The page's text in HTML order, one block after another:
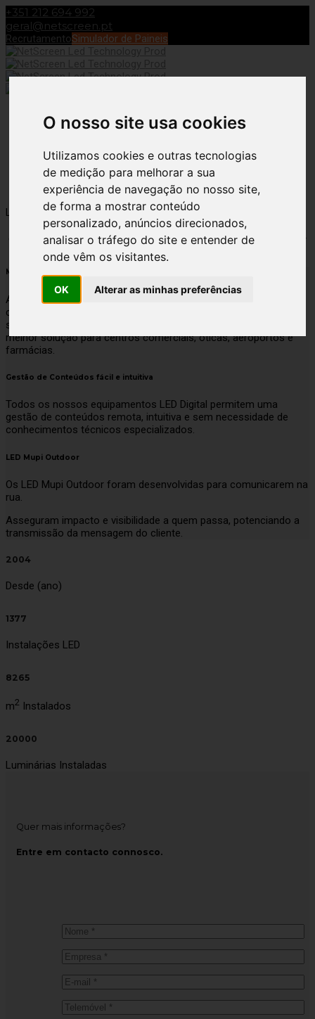
O nosso site usa cookies
Utilizamos cookies e outras tecnologias
de medição para melhorar a sua
experiência de navegação no nosso site,
de forma a mostrar conteúdo
personalizado, anúncios direcionados,
analisar o tráfego do site e entender de
onde vêm os visitantes.
OK Alterar as minhas preferências
+351 212 694 992
geral@netscreen.pt
RecrutamentoSimulador de Paineis
Toggle Navigation
NetScreen LED Technology
LED Mupi
LED MupiFabio Costa 31 de Maio, 202028 de Maio, 2026
Os LED Mupi são equipamentos de publicidade desenvolvidos para ambientes indoor
e outdoor, nas versões LED Mupi Standard, LED Mupi Roll-Up e LED Mupi Outdoor.
Montras Digitais Clássicas
As montras digitais clássicas são versáteis e permitem uma
comunicação dinâmica e personalizada dos conteúdos, além de
se adaptarem facilmente à identidade visual do espaço. São a
melhor solução para centros comerciais, óticas, aeroportos e
farmácias.
Gestão de Conteúdos fácil e intuitiva
Todos os nossos equipamentos LED Digital permitem uma
gestão de conteúdos remota, intuitiva e sem necessidade de
conhecimentos técnicos especializados.
LED Mupi Outdoor
Os LED Mupi Outdoor foram desenvolvidas para comunicarem na
rua.
Asseguram impacto e visibilidade a quem passa, potenciando a
transmissão da mensagem do cliente.
2004
Desde (ano)
1377
Instalações LED
8265
m2 Instalados
20000
Luminárias Instaladas
Quer mais informações?
Entre em contacto connosco.